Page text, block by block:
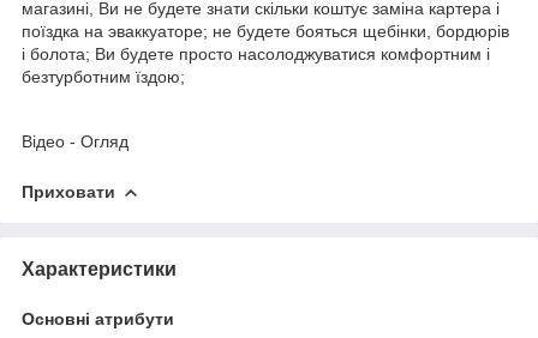
магазині, Ви не будете знати скільки коштує заміна картера і
поїздка на эваккуаторе; не будете бояться щебінки, бордюрів
і болота; Ви будете просто насолоджуватися комфортним і
безтурботним їздою;
Відео - Огляд
Приховати
Характеристики
Основні атрибути